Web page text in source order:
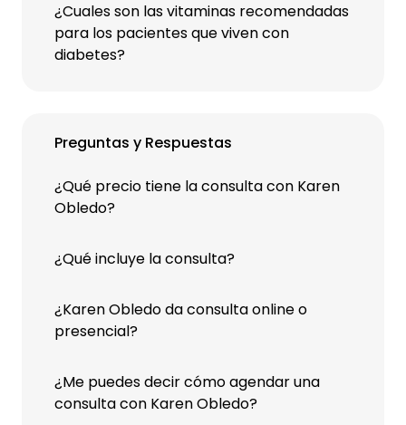
¿Cuales son las vitaminas recomendadas
para los pacientes que viven con
diabetes?
Preguntas y Respuestas
¿Qué precio tiene la consulta con Karen
Obledo?
¿Qué incluye la consulta?
¿Karen Obledo da consulta online o
presencial?
¿Me puedes decir cómo agendar una
consulta con Karen Obledo?